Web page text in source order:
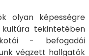
olyan képességre
tekintetében
- befogadói
végzett hallgatók